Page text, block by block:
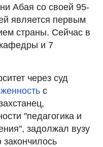
Абая со своей 95-
является первым
страны. Сейчас в
кафедры и 7
через суд
с
"педагогика и
задолжал вузу